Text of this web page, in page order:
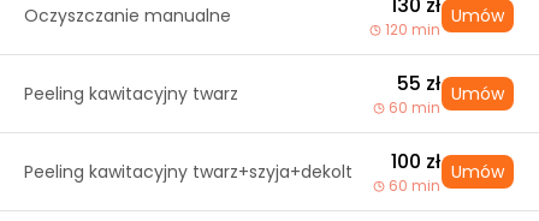
Oczyszczanie manualne
120 min
Umów
Peeling kawitacyjny twarz 55 zł
60 min
Umów
Peeling kawitacyjny twarz+szyja+dekolt 100 zł
60 min
Umów